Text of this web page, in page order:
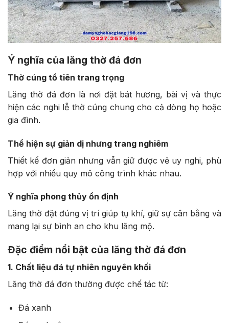
Ý nghĩa của lăng thờ đá đơn
Thờ cúng tổ tiên trang trọng
Lăng thờ đá đơn là nơi đặt bát hương, bài vị và thực
hiện các nghi lễ thờ cúng chung cho cả dòng họ hoặc
gia đình.
Thể hiện sự giản dị nhưng trang nghiêm
Thiết kế đơn giản nhưng vẫn giữ được vẻ uy nghi, phù
hợp với nhiều quy mô công trình khác nhau.
Ý nghĩa phong thủy ổn định
Lăng thờ đặt đúng vị trí giúp tụ khí, giữ sự cân bằng và
mang lại sự bình an cho khu lăng mộ.
Đặc điểm nổi bật của lăng thờ đá đơn
1. Chất liệu đá tự nhiên nguyên khối
Lăng thờ đá đơn thường được chế tác từ:
Đá xanh